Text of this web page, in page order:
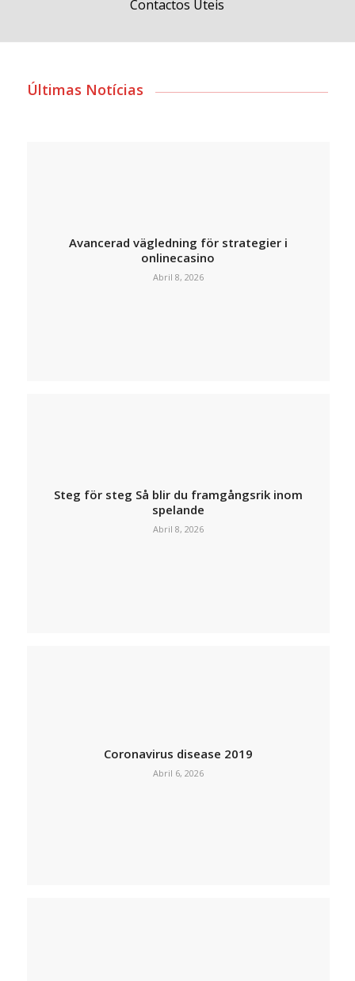
Contactos Úteis
Últimas Notícias
Avancerad vägledning för strategier i
onlinecasino
Abril 8, 2026
Steg för steg Så blir du framgångsrik inom
spelande
Abril 8, 2026
Coronavirus disease 2019
Abril 6, 2026